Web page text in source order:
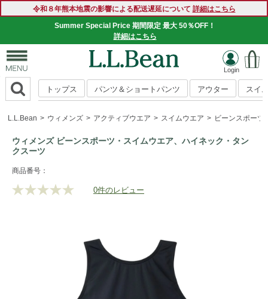
令和８年熊本地震の影響による配送遅延について 詳細はこちら
Summer Special Price 期間限定 最大 50％OFF！
詳細はこちら
トップス パンツ＆ショートパンツ アウター スイ
L.L.Bean ウィメンズ アクティブウエア スイムウエア ビーンスポーツ
ウィメンズ ビーンスポーツ・スイムウエア、ハイネック・タン
クスーツ
https://www.llbean.co.jp/womens/activewear/swimwear/g/
商品番号：
評
同
0件のレビュー